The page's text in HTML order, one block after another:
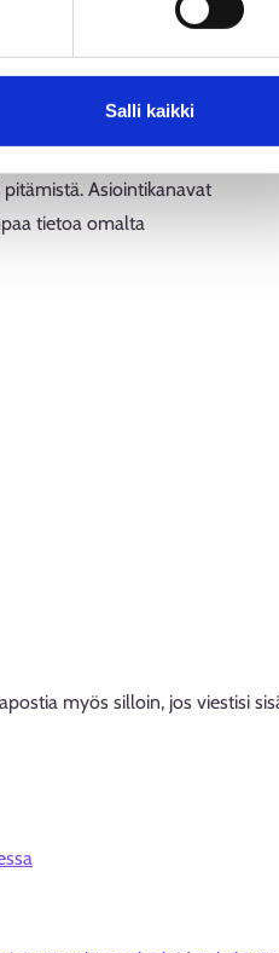
Salli kaikki
alkaen. Profiilin julkaiseminen
Asiointikanavat
tietoa omalta
myös silloin, jos viestisi